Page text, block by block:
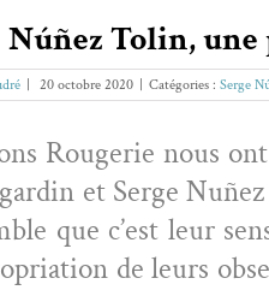
Núñez Tolin, une
20 octobre 2020 Catégories : Serge
Rougerie nous
et Serge
que c’est leur
de leurs